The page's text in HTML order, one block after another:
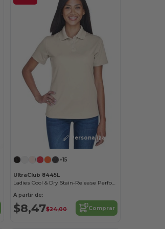
¡Personalízalo!
+15
UltraClub 8445L
Ladies Cool & Dry Stain-Release Performance Polo
A partir de:
$8,47$24,00 Comprar